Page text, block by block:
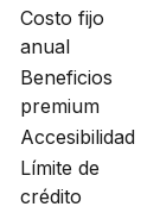
Costo fijo
anual
Beneficios
premium
Accesibilidad
Límite de
crédito